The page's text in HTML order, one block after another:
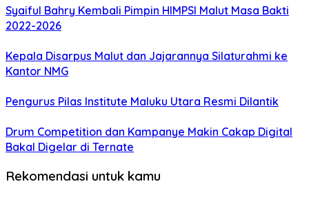
Syaiful Bahry Kembali Pimpin HIMPSI Malut Masa Bakti
2022-2026
Kepala Disarpus Malut dan Jajarannya Silaturahmi ke
Kantor NMG
Pengurus Pilas Institute Maluku Utara Resmi Dilantik
Drum Competition dan Kampanye Makin Cakap Digital
Bakal Digelar di Ternate
Rekomendasi untuk kamu